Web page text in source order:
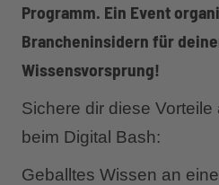
Programm. Ein Event
Brancheninsidern für
Wissensvorsprung!
Sichere dir diese Vorteile
beim Digital Bash:
Geballtes Wissen an